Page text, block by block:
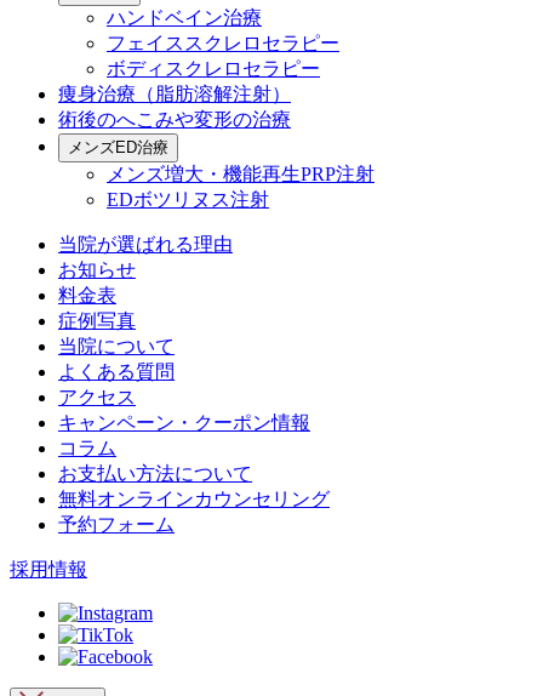
ハンドベイン治療
フェイススクレロセラピー
ボディスクレロセラピー
痩身治療（脂肪溶解注射）
術後のへこみや変形の治療
メンズED治療
メンズ増大・機能再生PRP注射
EDボツリヌス注射
当院が選ばれる理由
お知らせ
料金表
症例写真
当院について
よくある質問
アクセス
キャンペーン・クーポン情報
コラム
お支払い方法について
無料オンラインカウンセリング
予約フォーム
採用情報